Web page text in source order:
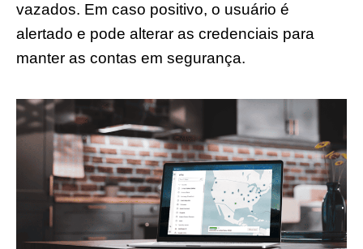
vazados. Em caso positivo, o usuário é
alertado e pode alterar as credenciais para
manter as contas em segurança.